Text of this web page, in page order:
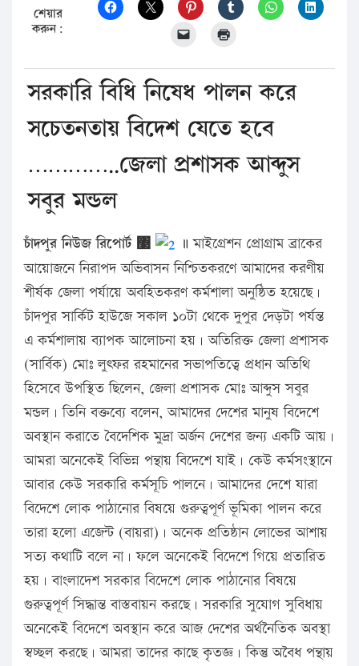
শেয়ার
করুন:
সরকারি বিধি নিষেধ পালন করে
সচেতনতায় বিদেশ যেতে হবে
…………..জেলা প্রশাসক আব্দুস
সবুর মন্ডল
চাঁদপুর নিউজ রিপোর্ট ঳ ॥ মাইগ্রেশন প্রোগ্রাম ব্রাকের
আয়োজনে নিরাপদ অভিবাসন নিশ্চিতকরণে আমাদের করণীয়
শীর্ষক জেলা পর্যায়ে অবহিতকরণ কর্মশালা অনুষ্ঠিত হয়েছে।
চাঁদপুর সার্কিট হাউজে সকাল ১০টা থেকে দুপুর দেড়টা পর্যন্ত
এ কর্মশালায় ব্যাপক আলোচনা হয়। অতিরিক্ত জেলা প্রশাসক
(সার্বিক) মোঃ লুৎফর রহমানের সভাপতিত্বে প্রধান অতিথি
হিসেবে উপস্থিত ছিলেন, জেলা প্রশাসক মোঃ আব্দুস সবুর
মন্ডল। তিনি বক্তব্যে বলেন, আমাদের দেশের মানুষ বিদেশে
অবস্থান করাতে বৈদেশিক মুদ্রা অর্জন দেশের জন্য একটি আয়।
আমরা অনেকেই বিভিন্ন পন্থায় বিদেশে যাই। কেউ কর্মসংস্থানে
আবার কেউ সরকারি কর্মসূচি পালনে। আমাদের দেশে যারা
বিদেশে লোক পাঠানোর বিষয়ে গুরুত্বপূর্ণ ভূমিকা পালন করে
তারা হলো এজেন্ট (বায়রা)। অনেক প্রতিষ্ঠান লোভের আশায়
সত্য কথাটি বলে না। ফলে অনেকেই বিদেশে গিয়ে প্রতারিত
হয়। বাংলাদেশ সরকার বিদেশে লোক পাঠানোর বিষয়ে
গুরুত্বপূর্ণ সিদ্ধান্ত বাস্তবায়ন করছে। সরকারি সুযোগ সুবিধায়
অনেকেই বিদেশে অবস্থান করে আজ দেশের অর্থনৈতিক অবস্থা
স্বচ্ছল করছে। আমরা তাদের কাছে কৃতজ্ঞ। কিন্তু অবৈধ পন্থায়